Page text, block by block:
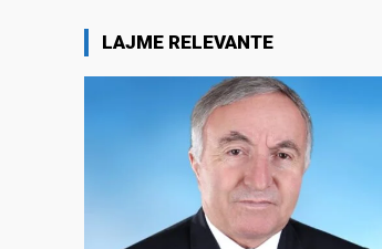
LAJME RELEVANTE